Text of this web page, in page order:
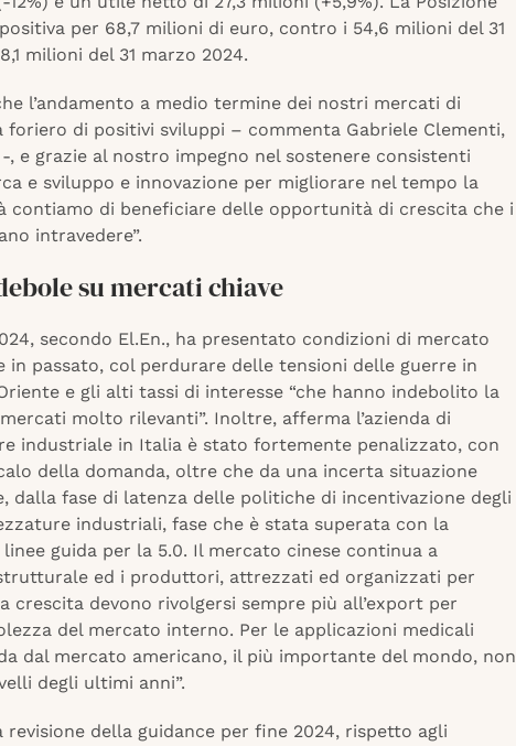
per 68,7 milioni di euro, contro i 54,6 milioni del 31
milioni del 31 marzo 2024.
l’andamento a medio termine dei nostri mercati di
foriero di positivi sviluppi – commenta Gabriele Clementi,
, e grazie al nostro impegno nel sostenere consistenti
e sviluppo e innovazione per migliorare nel tempo la
contiamo di beneficiare delle opportunità di crescita che i
intravedere”.
su mercati chiave
secondo El.En., ha presentato condizioni di mercato
in passato, col perdurare delle tensioni delle guerre in
e gli alti tassi di interesse “che hanno indebolito la
molto rilevanti”. Inoltre, afferma l’azienda di
industriale in Italia è stato fortemente penalizzato, con
della domanda, oltre che da una incerta situazione
dalla fase di latenza delle politiche di incentivazione degli
industriali, fase che è stata superata con la
guida per la 5.0. Il mercato cinese continua a
ed i produttori, attrezzati ed organizzati per
crescita devono rivolgersi sempre più all’export per
del mercato interno. Per le applicazioni medicali
dal mercato americano, il più importante del mondo, non
degli ultimi anni”.
revisione della guidance per fine 2024, rispetto agli